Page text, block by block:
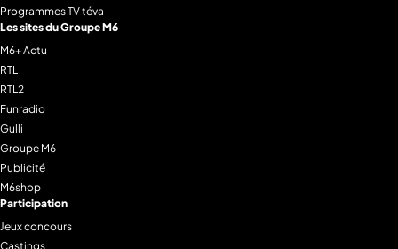
Programmes TV téva
Les sites du Groupe M6
M6+ Actu
RTL
RTL2
Funradio
Gulli
Groupe M6
Publicité
M6shop
Participation
Jeux concours
Castings